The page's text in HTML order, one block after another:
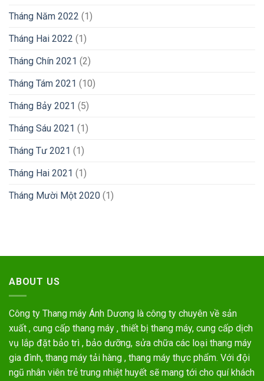
Tháng Năm 2022 (1)
Tháng Hai 2022 (1)
Tháng Chín 2021 (2)
Tháng Tám 2021 (10)
Tháng Bảy 2021 (5)
Tháng Sáu 2021 (1)
Tháng Tư 2021 (1)
Tháng Hai 2021 (1)
Tháng Mười Một 2020 (1)
ABOUT US
Công ty Thang máy Ánh Dương là công ty chuyên về sản
xuất , cung cấp thang máy , thiết bị thang máy, cung cấp dịch
vụ lắp đặt bảo trì , bảo dưỡng, sửa chữa các loại thang máy
gia đình, thang máy tải hàng , thang máy thực phẩm. Với đội
ngũ nhân viên trẻ trung nhiệt huyết sẽ mang tới cho quí khách